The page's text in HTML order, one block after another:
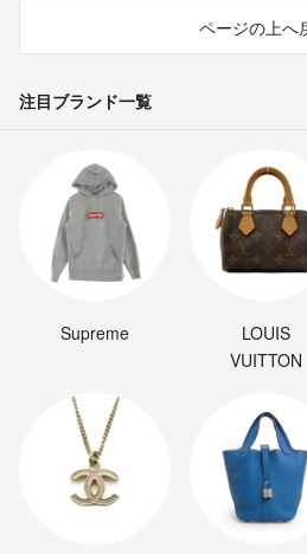
ページの上へ
注目ブランド一覧
Supreme
LOUIS
VUITTON